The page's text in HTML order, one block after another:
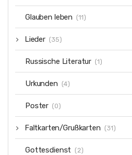
Glauben leben (11)
Lieder (35)
Russische Literatur (1)
Urkunden (4)
Poster (0)
Faltkarten/Grußkarten (31)
Gottesdienst (2)